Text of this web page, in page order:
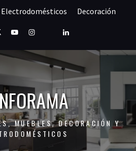
Electrodomésticos Decoración
YoutubeInstagramPinterestLinkedIn
MUEBLES, DECORACIÓN Y